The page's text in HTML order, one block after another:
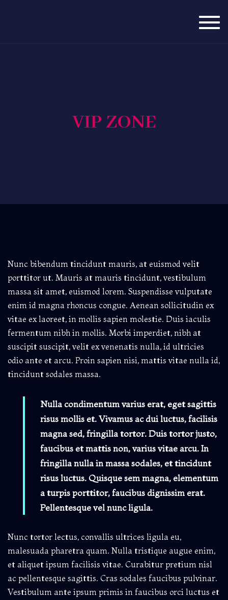
VIP ZONE
Nunc bibendum tincidunt mauris, at euismod velit
porttitor ut. Mauris at mauris tincidunt, vestibulum
massa sit amet, euismod lorem. Suspendisse vulputate
enim id magna rhoncus congue. Aenean sollicitudin ex
vitae ex laoreet, in mollis sapien molestie. Duis iaculis
fermentum nibh in mollis. Morbi imperdiet, nibh at
suscipit suscipit, velit ex venenatis nulla, id ultricies
odio ante et arcu. Proin sapien nisi, mattis vitae nulla id,
tincidunt sodales massa.
Nulla condimentum varius erat, eget sagittis
risus mollis et. Vivamus ac dui luctus, facilisis
magna sed, fringilla tortor. Duis tortor justo,
faucibus et mattis non, varius vitae arcu. In
fringilla nulla in massa sodales, et tincidunt
risus luctus. Quisque sem magna, elementum
a turpis porttitor, faucibus dignissim erat.
Pellentesque vel nunc ligula.
Nunc tortor lectus, convallis ultrices ligula eu,
malesuada pharetra quam. Nulla tristique augue enim,
et aliquet ipsum facilisis vitae. Curabitur pretium nisl
ac pellentesque sagittis. Cras sodales faucibus pulvinar.
Vestibulum ante ipsum primis in faucibus orci luctus et